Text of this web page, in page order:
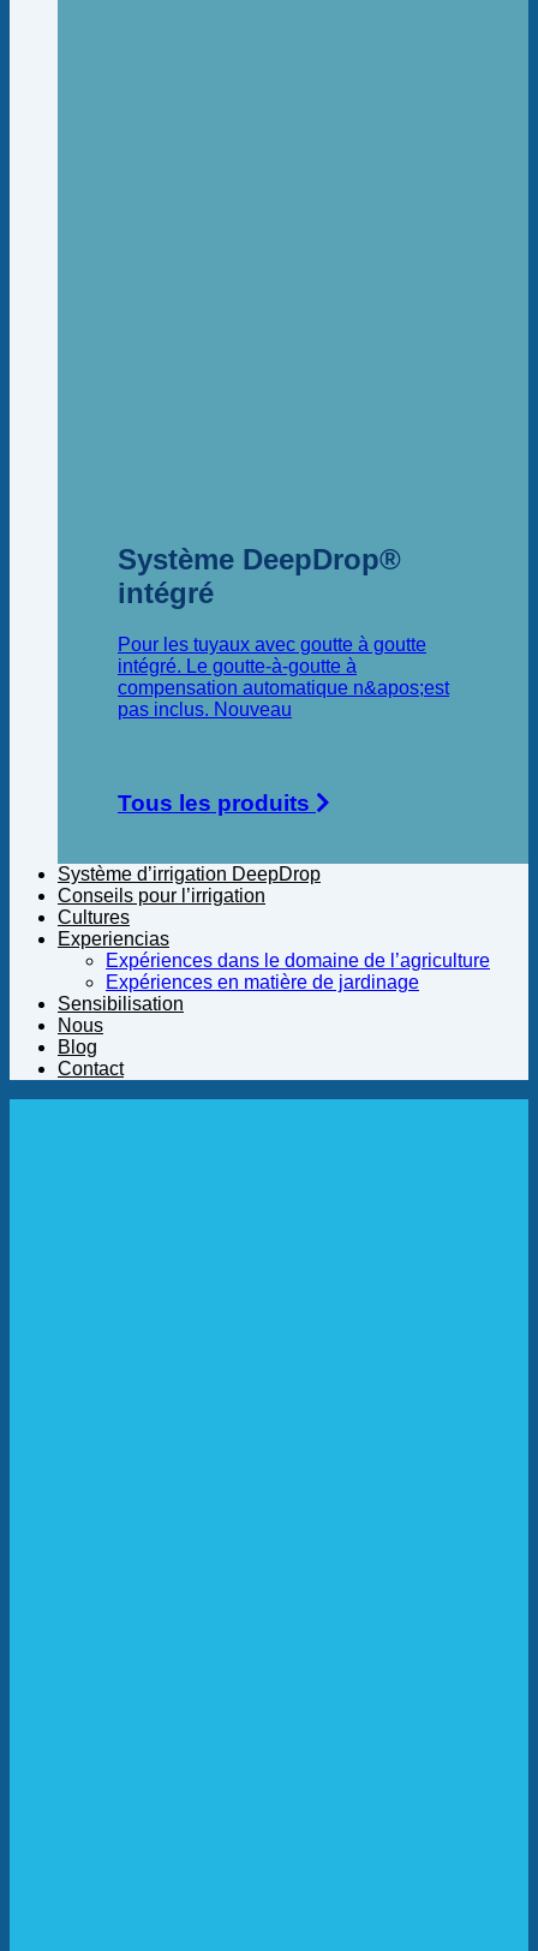
Système DeepDrop®
intégré
Pour les tuyaux avec goutte à goutte
intégré. Le goutte-à-goutte à
compensation automatique n&apos;est
pas inclus.
Tous les produits
Système d’irrigation DeepDrop
Conseils pour l’irrigation
Cultures
Experiencias
Expériences dans le domaine de l’agriculture
Expériences en matière de jardinage
Sensibilisation
Nous
Blog
Contact